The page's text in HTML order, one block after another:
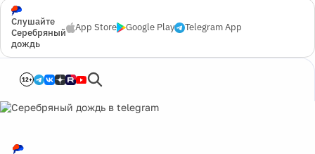
Слушайте
Серебряный
дождь
App Store Google Play Telegram App
12+